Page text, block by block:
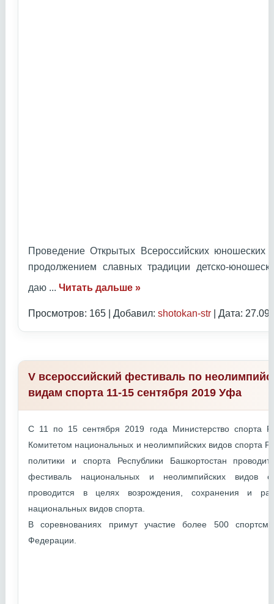
Проведение Открытых Всероссийских юношеских
продолжением славных традиции детско-
даю ... Читать дальше »
Просмотров: 165 | Добавил: shotokan-str | Дата:
V всероссийский фестиваль по
видам спорта 11-15 сентября 2019 Уфа
С 11 по 15 сентября 2019 года Министерство спорта
Комитетом национальных и неолимпийских видов спорта
политики и спорта Республики Башкортостан
фестиваль национальных и неолимпийских видов
проводится в целях возрождения, сохранения и
национальных видов спорта.
В соревнованиях примут участие более 500
Федерации.